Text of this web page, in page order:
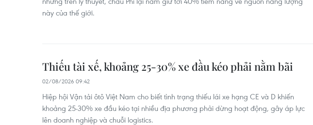
này của thế giới.
Thiếu tài xế, khoảng 25-30% xe đầu kéo phải nằm bãi
02/08/2026 09:42
Hiệp hội Vận tải ôtô Việt Nam cho biết tình trạng thiếu lái xe hạng CE và D khiến
khoảng 25-30% xe đầu kéo tại nhiều địa phương phải dừng hoạt động, gây áp lực
lên doanh nghiệp và chuỗi logistics.